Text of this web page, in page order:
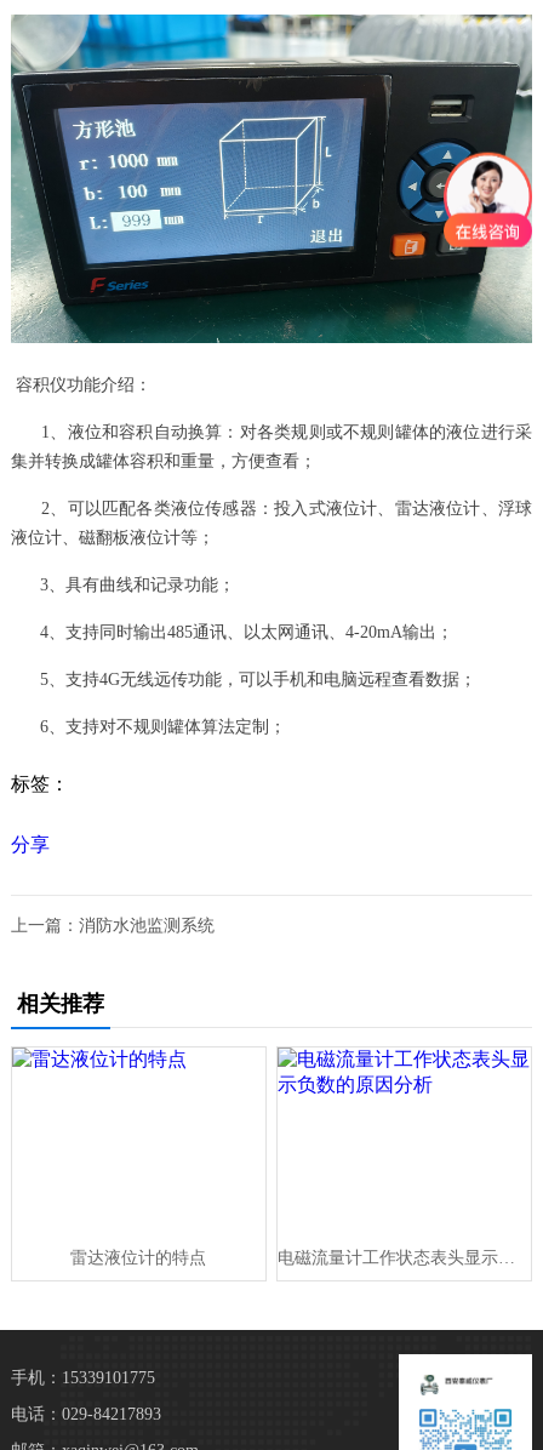
容积仪功能介绍：
1、液位和容积自动换算：对各类规则或不规则罐体的液位进行采
集并转换成罐体容积和重量，方便查看；
2、可以匹配各类液位传感器：投入式液位计、雷达液位计、浮球
液位计、磁翻板液位计等；
3、具有曲线和记录功能；
4、支持同时输出485通讯、以太网通讯、4-20mA输出；
5、支持4G无线远传功能，可以手机和电脑远程查看数据；
6、支持对不规则罐体算法定制；
标签：
分享
上一篇： 消防水池监测系统
相关推荐
雷达液位计的特点 电磁流量计工作状态表头显示负数的原因分析
手机：15339101775
电话：029-84217893